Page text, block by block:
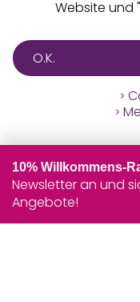
Website und
O.K.
10% Willkommens-
Newsletter an und
Angebote!